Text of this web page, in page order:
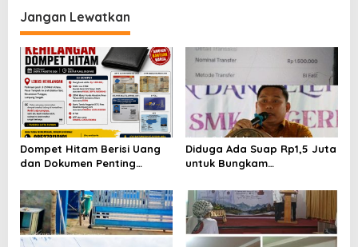
Unkriswina Sumba
Jangan Lewatkan
Dompet Hitam Berisi Uang
dan Dokumen Penting
Utara– Badran Sari Punggur
Diduga Ada Suap Rp1,5 Juta
untuk Bungkam
Sungai Lilin